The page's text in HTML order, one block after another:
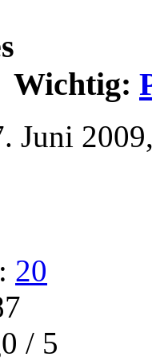
Wichtig:
Juni
20
/ 5